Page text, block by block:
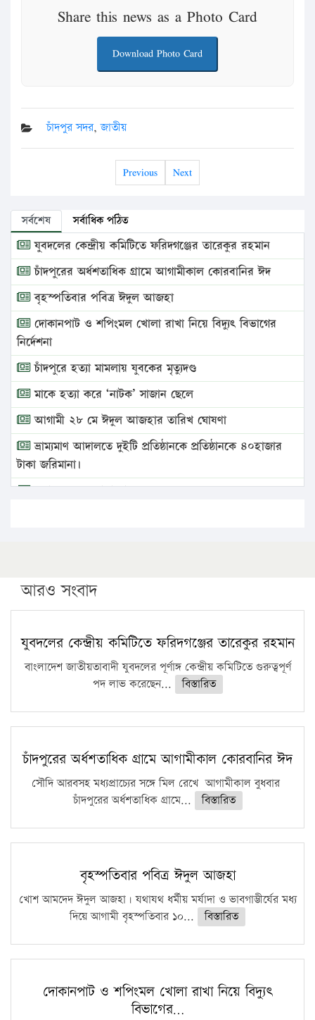
Share this news as a Photo Card
Download Photo Card
চাঁদপুর সদর,জাতীয়
Previous Next
সর্বশেষ সর্বাধিক পঠিত
যুবদলের কেন্দ্রীয় কমিটিতে ফরিদগঞ্জের তারেকুর রহমান
চাঁদপুরের অর্ধশতাধিক গ্রামে আগামীকাল কোরবানির ঈদ
বৃহস্পতিবার পবিত্র ঈদুল আজহা
দোকানপাট ও শপিংমল খোলা রাখা নিয়ে বিদ্যুৎ বিভাগের
নির্দেশনা
চাঁদপুরে হত্যা মামলায় যুবকের মৃত্যুদণ্ড
মাকে হত্যা করে ‘নাটক’ সাজান ছেলে
আগামী ২৮ মে ঈদুল আজহার তারিখ ঘোষণা
ভ্রাম্যমাণ আদালতে দুইটি প্রতিষ্ঠানকে প্রতিষ্ঠানকে ৪০হাজার
টাকা জরিমানা।
এবার লঞ্চের ভাড়া বাড়ল
পিএইচডি করছেন কুয়েটের কৃতি…
সারা দেশে বজ্রাঘাতে ১৪ জনের প্রাণহানি
কঠোর হচ্ছে এসএসসি ও এইচএসসি পরীক্ষা
ফরিদগঞ্জে আগুনে পুড়লো ৬ ব্যবসা প্রতিষ্ঠান
আরও সংবাদ
যুবদলের কেন্দ্রীয় কমিটিতে ফরিদগঞ্জের তারেকুর রহমান
বাংলাদেশ জাতীয়তাবাদী যুবদলের পূর্ণাঙ্গ কেন্দ্রীয় কমিটিতে গুরুত্বপূর্ণ
পদ লাভ করেছেন...
বিস্তারিত
চাঁদপুরের অর্ধশতাধিক গ্রামে আগামীকাল কোরবানির ঈদ
সৌদি আরবসহ মধ্যপ্রাচ্যের সঙ্গে মিল রেখে আগামীকাল বুধবার
চাঁদপুরের অর্ধশতাধিক গ্রামে...
বিস্তারিত
বৃহস্পতিবার পবিত্র ঈদুল আজহা
খোশ আমদেদ ঈদুল আজহা। যথাযথ ধর্মীয় মর্যাদা ও ভাবগাম্ভীর্যের মধ্য
দিয়ে আগামী বৃহস্পতিবার ১০...
বিস্তারিত
দোকানপাট ও শপিংমল খোলা রাখা নিয়ে বিদ্যুৎ
বিভাগের…